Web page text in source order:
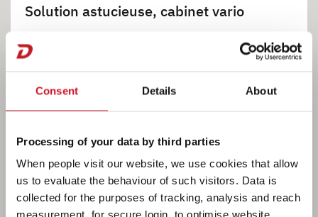
Consent Details About
Processing of your data by third parties
When people visit our website, we use cookies that allow
us to evaluate the behaviour of such visitors. Data is
collected for the purposes of tracking, analysis and reach
measurement, for secure login, to optimise website
Solution astucieuse, cabinet vario
Grâce à une paroi pivotante ingénieuse, le
optimale. Il suffit de faire pivoter la paroi, et le
cabinet de toilette se transforme en une cabine
entièrement équipé et offre de grands miroirs
et des possibilités de rangement multiples.
Divers spots et rubans à LED assurent un
éclairage idéal.